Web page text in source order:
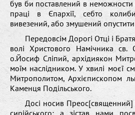
був би поставлений в неможности
праці в Єпархії, себто
вивезений, або змушений опустити
Передовсім Дорогі Отці і
волі Христового Намічника
о.Йосиф Сліпий, архідиякон
моїм наслідником. У хвилі моєї
Митрополитом, Архієпископом
Каменця Подільського.
Досі носив Преос[священний]
сирійського; а зістав нами